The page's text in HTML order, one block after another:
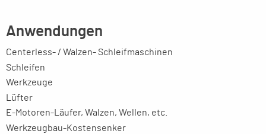
Anwendungen
Centerless- / Walzen- Schleifmaschinen
Schleifen
Werkzeuge
Lüfter
E-Motoren-Läufer, Walzen, Wellen, etc.
Werkzeugbau-Kostensenker